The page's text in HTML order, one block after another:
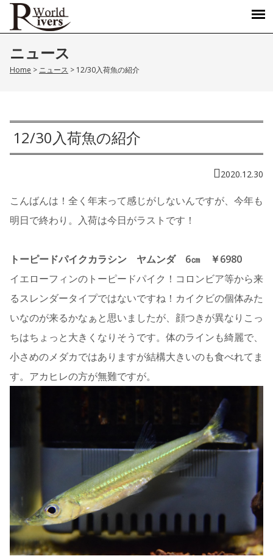
ニュース
Home > ニュース > 12/30入荷魚の紹介
12/30入荷魚の紹介
2020.12.30
こんばんは！全く年末って感じがしないんですが、今年も
明日で終わり。入荷は今日がラストです！
トーピードパイクカラシン ヤムンダ 6㎝ ￥6980
イエローフィンのトーピードパイク！コロンビア等から来
るスレンダータイプではないですね！カイクビの個体みた
いなのが来るかなぁと思いましたが、顔つきが異なりこっ
ちはちょっと大きくなりそうです。体のラインも綺麗で、
小さめのメダカではありますが結構大きいのも食べれてま
す。アカヒレの方が無難ですが。